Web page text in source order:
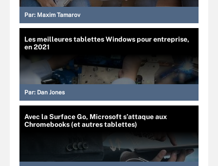
Par: Maxim Tamarov
Les meilleures tablettes Windows pour entreprise,
en 2021
Par: Dan Jones
Avec la Surface Go, Microsoft s’attaque aux
Chromebooks (et autres tablettes)